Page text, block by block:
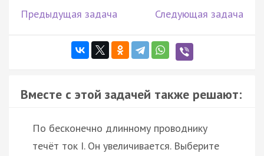
Предыдущая задача Следующая задача
Вместе с этой задачей также решают:
По бесконечно длинному проводнику
течёт ток I. Он увеличивается. Выберите